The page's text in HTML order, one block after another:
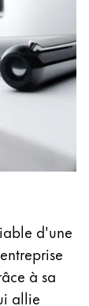
d'une
à sa
allie